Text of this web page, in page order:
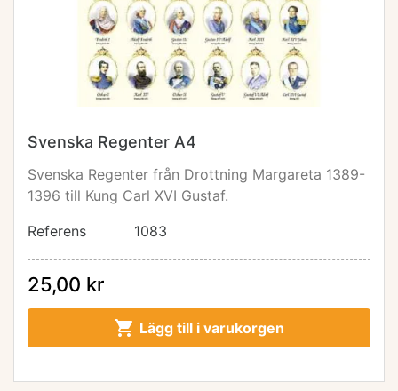
Svenska Regenter A4
Svenska Regenter från Drottning Margareta 1389-
1396 till Kung Carl XVI Gustaf.
Referens
1083
25,00 kr
 Lägg till i varukorgen